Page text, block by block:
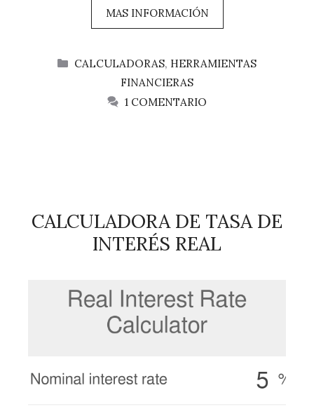
MAS INFORMACIÓN
CATEGORÍAS
CALCULADORAS, HERRAMIENTAS
FINANCIERAS
1 COMENTARIO
CALCULADORA DE TASA DE
INTERÉS REAL